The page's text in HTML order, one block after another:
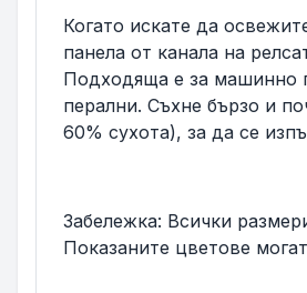
Когато искате да
панела от канала на
Подходяща е за машинно
перални. Съхне бързо и
60% сухота), за да се
Забележка: Всички
Показаните цветове